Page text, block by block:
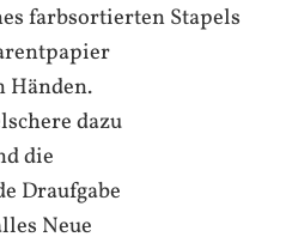
farbsortierten Stapels
Händen.
dazu
die
Draufgabe
Neue